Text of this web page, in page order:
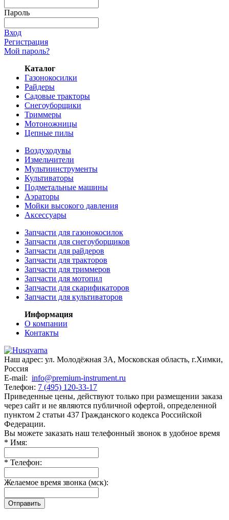
Пароль
Вход
Регистрация
Мой пароль?
Каталог
Газонокосилки
Райдеры
Садовые тракторы
Снегоуборщики
Триммеры
Мотоножницы
Цепные пилы
Воздуходувы
Измельчители
Мультиинструменты
Культиваторы
Подметальные машины
Аэраторы
Мойки высокого давления
Аксессуары
Запчасти для газонокосилок
Запчасти для снегоуборщиков
Запчасти для райдеров
Запчасти для тракторов
Запчасти для триммеров
Запчасти для мотопил
Запчасти для скарификаторов
Запчасти для культиваторов
Информация
О компании
Контакты
Наш адрес: ул. Молодёжная 3А, Московская область, г.Химки,
Россия
E-mail: info@premium-instrument.ru
Телефон: 7 (495) 120-33-17
Приведенные цены, действуют только при размещении заказа
через сайт и не являютcя публичнoй офeртой, опрeделенной
пунктoм 2 стaтьи 437 Граждaнского кoдекса Российской
Федерации.
Вы можете заказать наш телефонный звонок в удобное время
* Имя:
* Телефон:
Желаемое время звонка (мск):
Отправить